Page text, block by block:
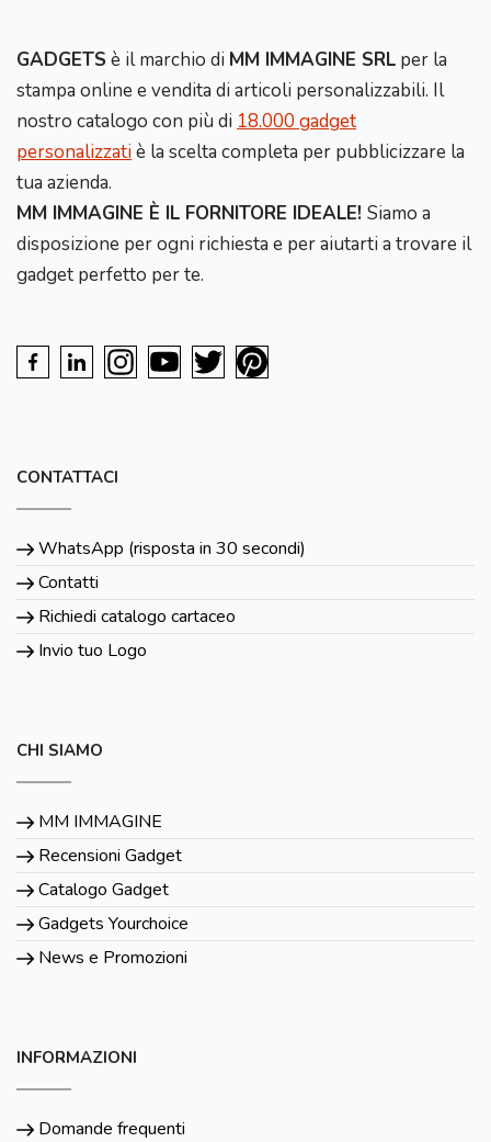
GADGETS è il marchio di MM IMMAGINE SRL per la
stampa online e vendita di articoli personalizzabili. Il
nostro catalogo con più di 18.000 gadget
personalizzatiè la scelta completa per pubblicizzare la
tua azienda.
MM IMMAGINE È IL FORNITORE IDEALE! Siamo a
disposizione per ogni richiesta e per aiutarti a trovare il
gadget perfetto per te.
CONTATTACI
WhatsApp (risposta in 30 secondi)
Contatti
Richiedi catalogo cartaceo
Invio tuo Logo
CHI SIAMO
MM IMMAGINE
Recensioni Gadget
Catalogo Gadget
Gadgets Yourchoice
News e Promozioni
INFORMAZIONI
Domande frequenti